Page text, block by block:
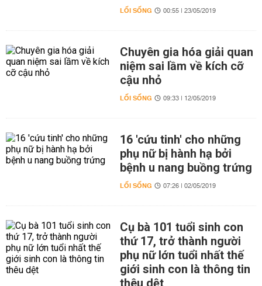
LỐI SỐNG 00:55 | 23/05/2019
Chuyên gia hóa giải quan
niệm sai lầm về kích cỡ
cậu nhỏ
LỐI SỐNG 09:33 | 12/05/2019
16 'cứu tinh' cho những
phụ nữ bị hành hạ bởi
bệnh u nang buồng trứng
LỐI SỐNG 07:26 | 02/05/2019
Cụ bà 101 tuổi sinh con
thứ 17, trở thành người
phụ nữ lớn tuổi nhất thế
giới sinh con là thông tin
thêu dệt